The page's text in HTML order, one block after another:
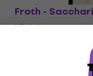
Froth -
LP deska